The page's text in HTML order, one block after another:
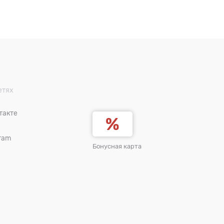
Бонусная карта